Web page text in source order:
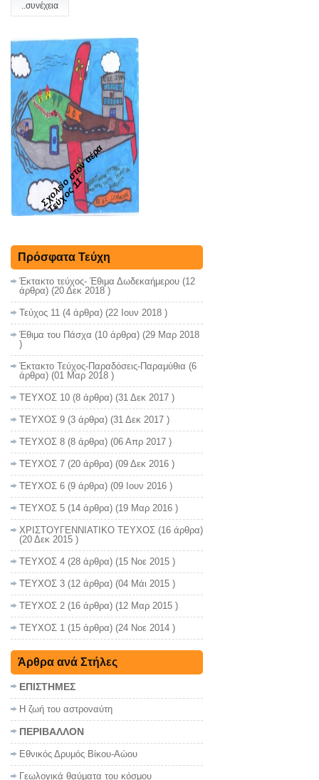
..συνέχεια
Σχολείο στον αέρα
Τεύχος 11
Πρόσφατα Τεύχη
Έκτακτο τεύχος- Έθιμα Δωδεκαήμερου (12
άρθρα) (20 Δεκ 2018 )
Τεύχος 11 (4 άρθρα) (22 Ιουν 2018 )
Έθιμα του Πάσχα (10 άρθρα) (29 Μαρ 2018
)
Έκτακτο Τεύχος-Παραδόσεις-Παραμύθια (6
άρθρα) (01 Μαρ 2018 )
ΤΕΥΧΟΣ 10 (8 άρθρα) (31 Δεκ 2017 )
ΤΕΥΧΟΣ 9 (3 άρθρα) (31 Δεκ 2017 )
ΤΕΥΧΟΣ 8 (8 άρθρα) (06 Απρ 2017 )
ΤΕΥΧΟΣ 7 (20 άρθρα) (09 Δεκ 2016 )
ΤΕΥΧΟΣ 6 (9 άρθρα) (09 Ιουν 2016 )
ΤΕΥΧΟΣ 5 (14 άρθρα) (19 Μαρ 2016 )
ΧΡΙΣΤΟΥΓΕΝΝΙΑΤΙΚΟ ΤΕΥΧΟΣ (16 άρθρα)
(20 Δεκ 2015 )
ΤΕΥΧΟΣ 4 (28 άρθρα) (15 Νοε 2015 )
ΤΕΥΧΟΣ 3 (12 άρθρα) (04 Μάι 2015 )
ΤΕΥΧΟΣ 2 (16 άρθρα) (12 Μαρ 2015 )
ΤΕΥΧΟΣ 1 (15 άρθρα) (24 Νοε 2014 )
Άρθρα ανά Στήλες
ΕΠΙΣΤΗΜΕΣ
Η ζωή του αστροναύτη
ΠΕΡΙΒΑΛΛΟΝ
Εθνικός Δρυμός Βίκου-Αώου
Γεωλογικά θαύματα του κόσμου